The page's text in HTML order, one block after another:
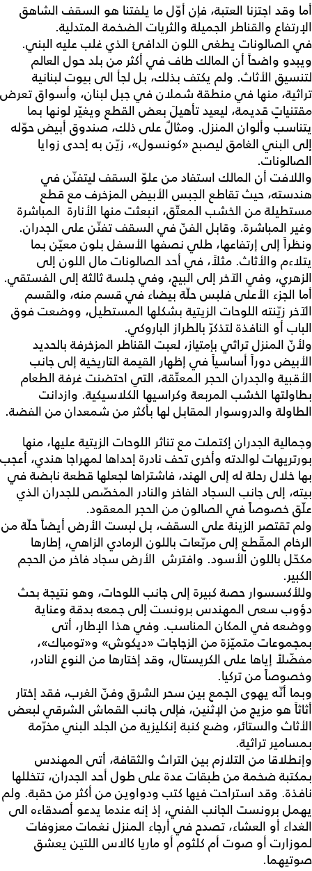
أما وقد اجتزنا العتبة، فإن أوّل ما يلفتنا هو السقف الشاهق
الإرتفاع والقناطر الجميلة والثريات الضخمة المتدلية.
في الصالونات يطغى اللون الدافئ الذي غلب عليه البني.
ويبدو واضحاً أن المالك طاف في أكثر من بلد حول العالم
لتنسيق الأثاث. ولم يكتف بذلك، بل لجأ الى بيوت لبنانية
تراثية، منها في منطقة شملان في جبل لبنان، وأسواق تعرض
مقتنياتٍ قديمة، ليعيد تأهيلَ بعض القطع ويغيّر لونها بما
يتناسب وألوان المنزل. ومثالٌ على ذلك، صندوق أبيض حوّله
إلى البني الغامق ليصبح «كونسول»، زيّن به إحدى زوايا
الصالونات.
واللافت أن المالك استفاد من علوّ السقف ليتفنّن في
هندسته، حيث تقاطع الجبس الأبيض المزخرف مع قطع
مستطيلة من الخشب المعتّق، انبعثت منها الأنارة المباشرة
وغير المباشرة. وقابل الفنّ في السقف تفنّن على الجدران.
ونظراً إلى إرتفاعها، طلي نصفها الأسفل بلون معيّن بما
يتلاءم والأثاث. مثلاً، في أحد الصالونات مال اللون إلى
الزهري، وفي الآخر إلى البيج، وفي جلسة ثالثة إلى الفستقي.
أما الجزء الأعلى فلبس حلّة بيضاء في قسم منه، والقسم
الآخر زيّنته اللوحات الزيتية بشكلها المستطيل، ووضعت فوق
الباب أو النافذة لتذكرّ بالطراز الباروكي.
ولأنّ المنزل تراثي بإمتياز، لعبت القناطر المزخرفة بالحديد
الأبيض دوراً أساسياً في إظهار القيمة التاريخية إلى جانب
الأقبية والجدران الحجر المعتّقة، التي احتضنت غرفة الطعام
بطاولتها الخشب المربعة وكراسيها الكلاسيكية. وازدانت
الطاولة والدروسوار المقابل لها بأكثر من شمعدان من الفضة.
وجمالية الجدران إكتملت مع تناثر اللوحات الزيتية عليها، منها
بورتريهات لوالدته وأخرى تحف نادرة إحداها لمهراجا هندي، أعجب
بها خلال رحلة له إلى الهند، فاشتراها لجعلها قطعة نابضة في
بيته، إلى جانب السجاد الفاخر والنادر المخصّص للجدران الذي
علّق خصوصاً في الصالون من الحجر المعقود.
ولم تقتصر الزينة على السقف، بل لبست الأرض أيضاً حلّة من
الرخام المقّطع إلى مربّعات باللون الرمادي الزاهي، إطارها
مكحّل باللون الأسود. وافترش الأرض سجاد فاخر من الحجم
الكبير.
وللأكسسوار حصة كبيرة إلى جانب اللوحات، وهو نتيجة بحث
دؤوب سعى المهندس برونست إلى جمعه بدقة وعناية
ووضعه في المكان المناسب. وفي هذا الإطار، أتى
بمجموعات متميّزة من الزجاجات «ديكوش» و«تومباك»،
مفضّلاً إياها على الكريستال، وقد إختارها من النوع النادر،
وخصوصاً من تركيا.
وبما أنّه يهوى الجمع بين سحر الشرق وفنّ الغرب، فقد إختار
أثاثاً هو مزيج من الإثنين، فإلى جانب القماش الشرقي لبعض
الأثاث والستائر، وضع كنبة إنكليزية من الجلد البني مخرّمة
بمسامير تراثية.
وإنطلاقا من التلازم بين التراث والثقافة، أتى المهندس
بمكتبة ضخمة من طبقات عدة على طول أحد الجدران، تتخللها
نافذة. وقد استراحت فيها كتب ودواوين من أكثر من حقبة. ولم
يهمل برونست الجانب الفني، إذ إنه عندما يدعو أصدقاءه الى
الغداء أو العشاء، تصدح في أرجاء المنزل نغمات معزوفات
لموزارت أو صوت أم كلثوم أو ماريا كالاس اللتين يعشق
صوتيهما.